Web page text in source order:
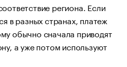
региона. Если
в разных странах, платеж
обычно сначала приводят
а уже потом используют